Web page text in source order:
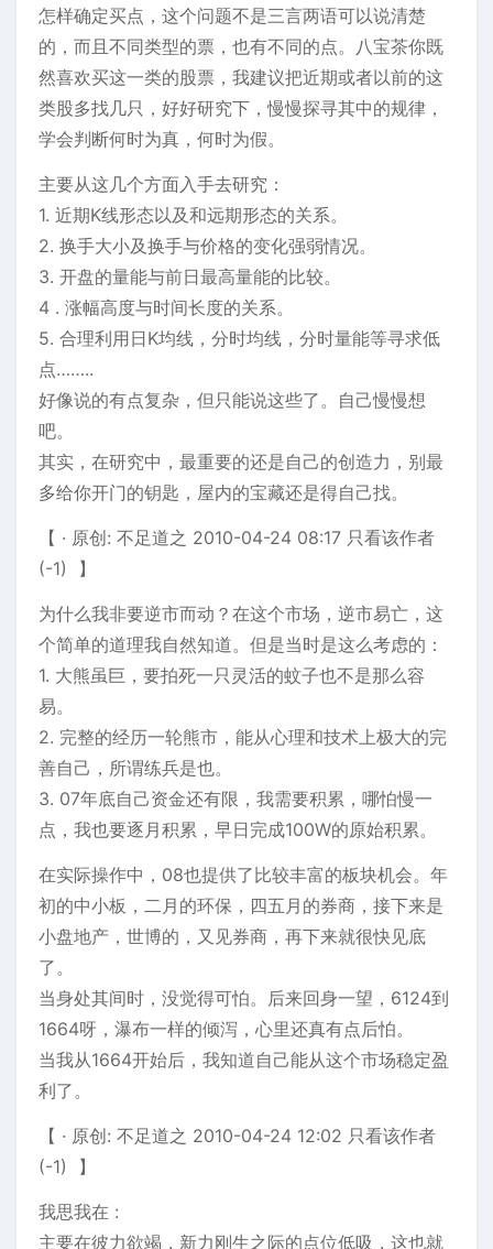
怎样确定买点，这个问题不是三言两语可以说清楚
的，而且不同类型的票，也有不同的点。八宝茶你既
然喜欢买这一类的股票，我建议把近期或者以前的这
类股多找几只，好好研究下，慢慢探寻其中的规律，
学会判断何时为真，何时为假。
主要从这几个方面入手去研究：
1. 近期K线形态以及和远期形态的关系。
2. 换手大小及换手与价格的变化强弱情况。
3. 开盘的量能与前日最高量能的比较。
4 . 涨幅高度与时间长度的关系。
5. 合理利用日K均线，分时均线，分时量能等寻求低
点……..
好像说的有点复杂，但只能说这些了。自己慢慢想
吧。
其实，在研究中，最重要的还是自己的创造力，别最
多给你开门的钥匙，屋内的宝藏还是得自己找。
【 · 原创: 不足道之 2010-04-24 08:17 只看该作者
(-1) 】
为什么我非要逆市而动？在这个市场，逆市易亡，这
个简单的道理我自然知道。但是当时是这么考虑的：
1. 大熊虽巨，要拍死一只灵活的蚊子也不是那么容
易。
2. 完整的经历一轮熊市，能从心理和技术上极大的完
善自己，所谓练兵是也。
3. 07年底自己资金还有限，我需要积累，哪怕慢一
点，我也要逐月积累，早日完成100W的原始积累。
在实际操作中，08也提供了比较丰富的板块机会。年
初的中小板，二月的环保，四五月的券商，接下来是
小盘地产，世博的，又见券商，再下来就很快见底
了。
当身处其间时，没觉得可怕。后来回身一望，6124到
1664呀，瀑布一样的倾泻，心里还真有点后怕。
当我从1664开始后，我知道自己能从这个市场稳定盈
利了。
【 · 原创: 不足道之 2010-04-24 12:02 只看该作者
(-1) 】
我思我在 :
主要在彼力欲竭，新力刚生之际的点位低吸，这也就